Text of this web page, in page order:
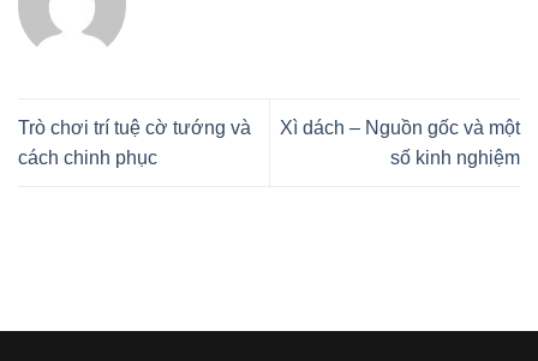
Trò chơi trí tuệ cờ tướng và
cách chinh phục
Xì dách – Nguồn gốc và một
số kinh nghiệm